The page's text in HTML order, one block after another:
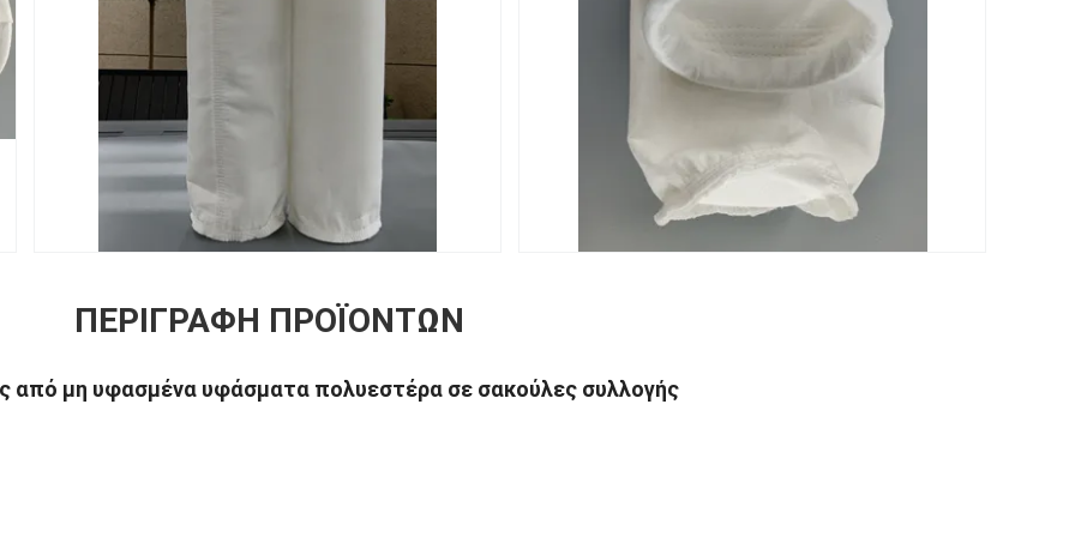
ΠΕΡΙΓΡΑΦΉ ΠΡΟΪΌΝΤΩΝ
από μη υφασμένα υφάσματα πολυεστέρα σε σακούλες συλλογής